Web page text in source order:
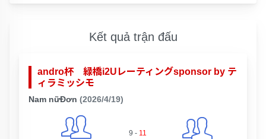
Kết quả trận đấu
andro杯 緑橋i2Uレーティングsponsor by テ
ィラミッシモ
Nam nữĐơn (2026/4/19)
9 - 11